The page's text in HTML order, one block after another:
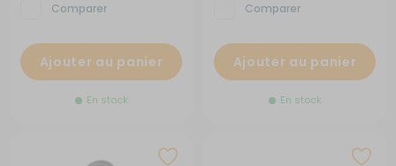
Comparer
Ajouter au panier
En stock
Comparer
Ajouter au panier
En stock